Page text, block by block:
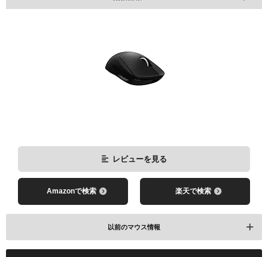
レビューを見る
Amazonで検索 楽天で検索
以前のマウス情報